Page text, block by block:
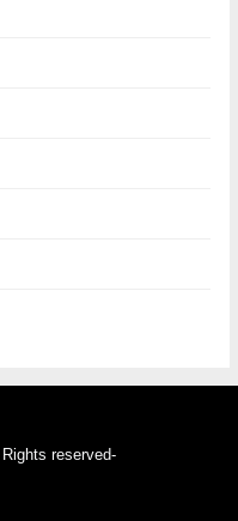
reserved-